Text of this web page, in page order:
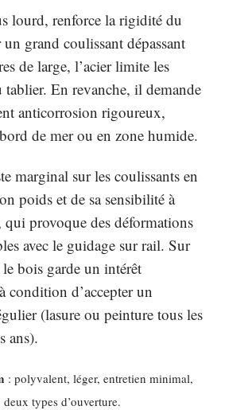
lourd, renforce la rigidité du
grand coulissant dépassant
de large, l’acier limite les
En revanche, il demande
anticorrosion rigoureux,
de mer ou en zone humide.
marginal sur les coulissants en
poids et de sa sensibilité à
provoque des déformations
avec le guidage sur rail. Sur
bois garde un intérêt
condition d’accepter un
(lasure ou peinture tous les
ans).
: polyvalent, léger, entretien minimal,
types d’ouverture.